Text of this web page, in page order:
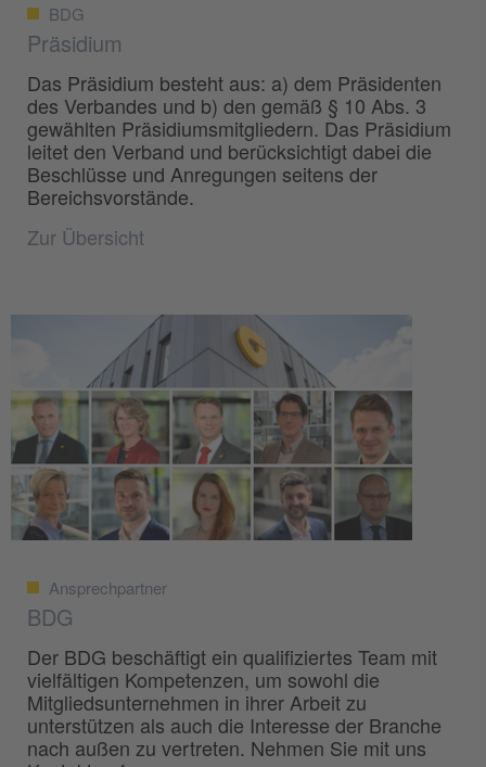
BDG
Präsidium
Das Präsidium besteht aus: a) dem Präsidenten
des Verbandes und b) den gemäß § 10 Abs. 3
gewählten Präsidiumsmitgliedern. Das Präsidium
leitet den Verband und berücksichtigt dabei die
Beschlüsse und Anregungen seitens der
Bereichsvorstände.
Zur Übersicht
Ansprechpartner
BDG
Der BDG beschäftigt ein qualifiziertes Team mit
vielfältigen Kompetenzen, um sowohl die
Mitgliedsunternehmen in ihrer Arbeit zu
unterstützen als auch die Interesse der Branche
nach außen zu vertreten. Nehmen Sie mit uns